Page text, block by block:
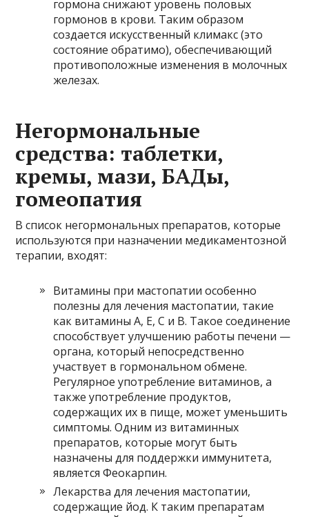
гормона снижают уровень половых
гормонов в крови. Таким образом
создается искусственный климакс (это
состояние обратимо), обеспечивающий
противоположные изменения в молочных
железах.
Негормональные
средства: таблетки,
кремы, мази, БАДы,
гомеопатия
В список негормональных препаратов, которые
используются при назначении медикаментозной
терапии, входят:
Витамины при мастопатии особенно
полезны для лечения мастопатии, такие
как витамины A, E, C и B. Такое соединение
способствует улучшению работы печени —
органа, который непосредственно
участвует в гормональном обмене.
Регулярное употребление витаминов, а
также употребление продуктов,
содержащих их в пище, может уменьшить
симптомы. Одним из витаминных
препаратов, которые могут быть
назначены для поддержки иммунитета,
является Феокарпин.
Лекарства для лечения мастопатии,
содержащие йод. К таким препаратам